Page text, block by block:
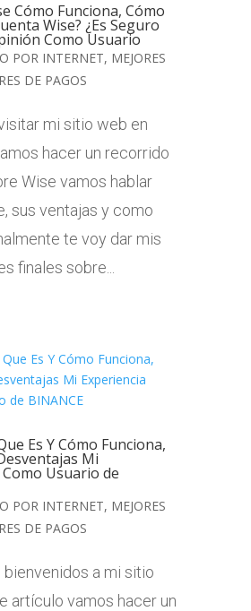
Cómo Funciona, Cómo
Wise? ¿Es Seguro
Como Usuario
POR INTERNET, MEJORES
DE PAGOS
mi sitio web en
hacer un recorrido
Wise vamos hablar
sus ventajas y como
te voy dar mis
finales sobre...
Es Y Cómo Funciona,
Mi
Usuario de
POR INTERNET, MEJORES
DE PAGOS
bienvenidos a mi sitio
artículo vamos hacer un